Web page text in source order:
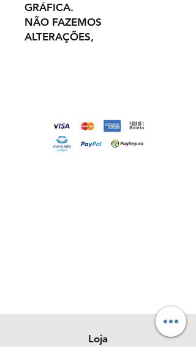
GRÁFICA.
NÃO FAZEMOS
ALTERAÇÕES,
Loja